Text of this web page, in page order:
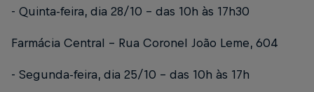
- Quinta-feira, dia 28/10 – das 10h às 17h30
Farmácia Central – Rua Coronel João Leme, 604
- Segunda-feira, dia 25/10 – das 10h às 17h